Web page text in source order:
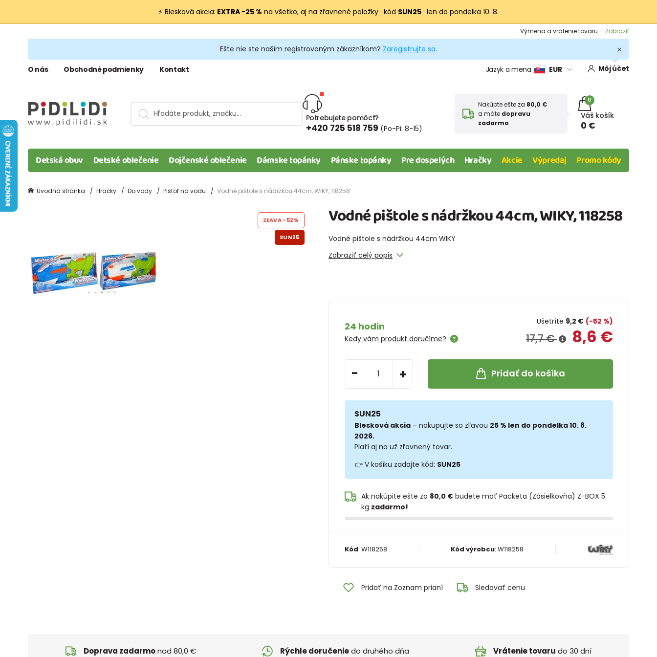
⚡ Blesková akcia: EXTRA −25 % na všetko, aj na zľavnené položky · kód SUN25 · len do pondelka 10. 8.
Výmena a vrátenie tovaru - Zobraziť
Podmienky
Ešte nie ste naším registrovaným zákazníkom? Zaregistrujte sa.
O nás Obchodné podmienky Kontakt Jazyk a mena EUR Môj účet
Potrebujete pomôcť?
+420 725 518 759 (Po-Pi: 8-15)
Nakúpte ešte za 80,0 €
a máte dopravu
zadarmo
0
Váš košík
0 €
Detská obuv Detské oblečenie Dojčenské oblečenie Dámske topánky Pánske topánky Pre dospelých Hračky Akcie Výpredaj Promo kódy
Úvodná stránka Hračky Do vody Pištoľ na vodu Vodné pištole s nádržkou 44cm, WIKY, 118258
Vodné pištole s nádržkou 44cm, WIKY, 118258
Vodné pištole s nádržkou 44cm WIKY
Zobraziť celý popis
24 hodin
Kedy vám produkt doručíme?
Ušetríte 9,2 € (-52 %)
17,7 € 8,6 €
- + Pridať do košíka
SUN25
Blesková akcia– nakupujte so zľavou 25 % len do pondelka 10. 8.
2026.
Platí aj na už zľavnený tovar.
👉 V košíku zadajte kód: SUN25
Ak nakúpite ešte za 80,0 €budete mať Packeta (Zásielkovňa) Z-BOX 5
kg zadarmo!
Kód: W118258 Kód výrobcu:W118258
Pridať na Zoznam prianí Sledovať cenu
ZĽAVA-52%
SUN25
Doprava zadarmonad 80,0 € Rýchle doručeniedo druhého dňa Vrátenie tovaru do 30 dní